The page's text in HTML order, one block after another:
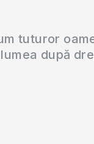
tuturor
după